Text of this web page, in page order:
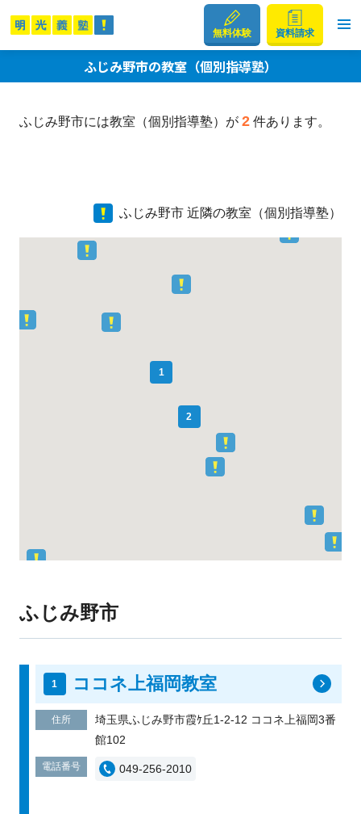
無料体験 資料請求
ふじみ野市の教室（個別指導塾）
ふじみ野市には教室（個別指導塾）が 2件あります。
ふじみ野市 近隣の教室（個別指導塾）
1
2
ふじみ野市
ココネ上福岡教室
住所
埼玉県ふじみ野市霞ｹ丘1-2-12 ココネ上福岡3番
館102
電話番号 049-256-2010